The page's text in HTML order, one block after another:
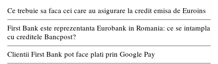
Ce trebuie sa faca cei care au asigurare la credit emisa de Euroins
First Bank este reprezentanta Eurobank in Romania: ce se intampla
cu creditele Bancpost?
Clientii First Bank pot face plati prin Google Pay